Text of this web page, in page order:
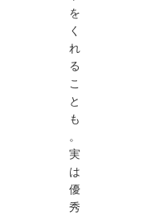
を
く
れ
る
こ
と
も
。
実
は
優
秀